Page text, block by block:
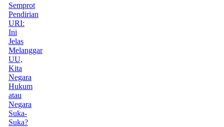
Semprot
Pendirian
URI:
Ini
Jelas
Melanggar
UU,
Kita
Negara
Hukum
atau
Negara
Suka-
Suka?